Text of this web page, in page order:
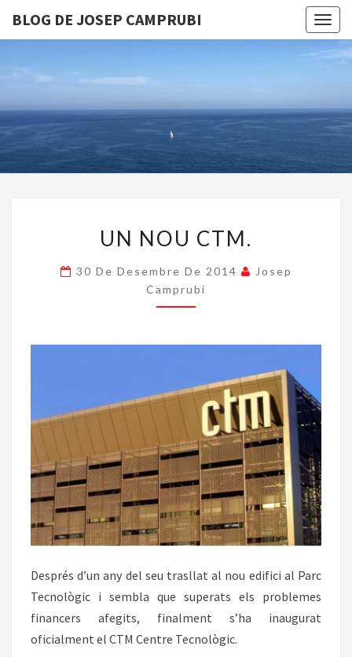
BLOG DE JOSEP CAMPRUBI
BLOG DE
JOSEP
NOU
UN NOU CTM.
30 De Desembre De 2014
Josep
Camprubi
Després d’un any del seu trasllat al nou edifici al Parc
Tecnològic i sembla que superats els problemes
financers afegits, finalment s’ha inaugurat
oficialment el CTM Centre Tecnològic.